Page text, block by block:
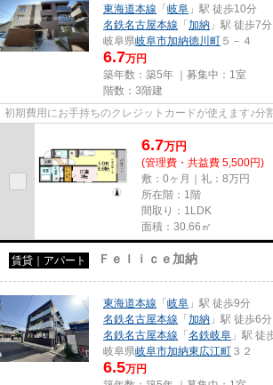
東海道本線 「 岐阜 」駅 徒歩10分
名鉄名古屋本線 「 加納 」駅 徒歩7分
岐阜県岐阜市加納徳川町 ５－４
6.7万円
築年数：築5年 ｜募集中： 1室
階数：3階建
初期費用にお手持ちのクレジットカードが使えます♪分
6.7万円
(管理費・共益費 5,500円)
敷：0ヶ月｜礼：8万円
所在階：1階
間取り：1LDK
面積：30.66㎡
賃貸｜アパート Ｆｅｌｉｃｅ加納
東海道本線 「 岐阜 」駅 徒歩9分
名鉄名古屋本線 「 加納 」駅 徒歩6分
名鉄名古屋本線 「 名鉄岐阜 」駅 徒
岐阜県岐阜市加納東広江町 ３２
6.5万円